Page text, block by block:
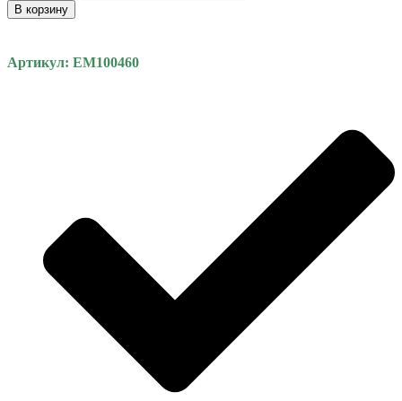
В корзину
Артикул: EM100460